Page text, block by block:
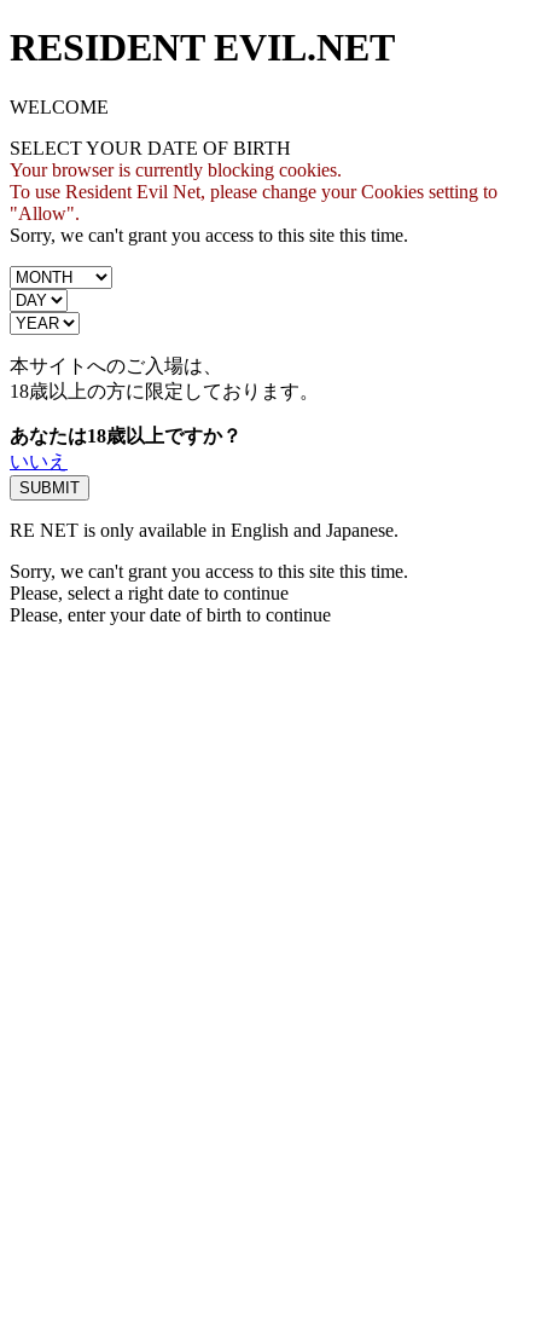
RESIDENT EVIL.NET
WELCOME
SELECT YOUR DATE OF BIRTH
Your browser is currently blocking cookies.
To use Resident Evil Net, please change your Cookies setting to
"Allow".
Sorry, we can't grant you access to this site this time.
本サイトへのご入場は、
18歳以上の方に限定しております。
あなたは18歳以上ですか？
いいえ
RE NET is only available in English and Japanese.
Sorry, we can't grant you access to this site this time.
Please, select a right date to continue
Please, enter your date of birth to continue